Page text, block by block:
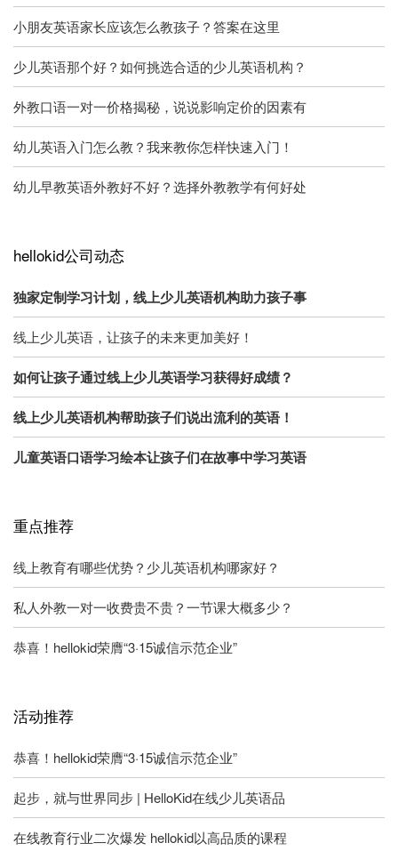
小朋友英语家长应该怎么教孩子？答案在这里
少儿英语那个好？如何挑选合适的少儿英语机构？
外教口语一对一价格揭秘，说说影响定价的因素有
幼儿英语入门怎么教？我来教你怎样快速入门！
幼儿早教英语外教好不好？选择外教教学有何好处
hellokid公司动态
独家定制学习计划，线上少儿英语机构助力孩子事
线上少儿英语，让孩子的未来更加美好！
如何让孩子通过线上少儿英语学习获得好成绩？
线上少儿英语机构帮助孩子们说出流利的英语！
儿童英语口语学习绘本让孩子们在故事中学习英语
重点推荐
线上教育有哪些优势？少儿英语机构哪家好？
私人外教一对一收费贵不贵？一节课大概多少？
恭喜！hellokid荣膺“3·15诚信示范企业”
活动推荐
恭喜！hellokid荣膺“3·15诚信示范企业”
起步，就与世界同步 | HelloKid在线少儿英语品
在线教育行业二次爆发 hellokid以高品质的课程